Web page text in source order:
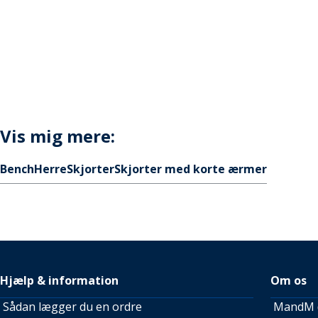
Vis mig mere:
BenchHerreSkjorterSkjorter med korte ærmer
Hjælp & information
Sådan lægger du en ordre
Om os
MandM